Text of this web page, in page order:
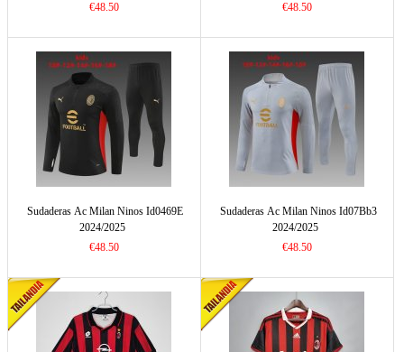
€48.50
€48.50
Sudaderas Ac Milan Ninos Id0469E
2024/2025
€48.50
Sudaderas Ac Milan Ninos Id07Bb3
2024/2025
€48.50